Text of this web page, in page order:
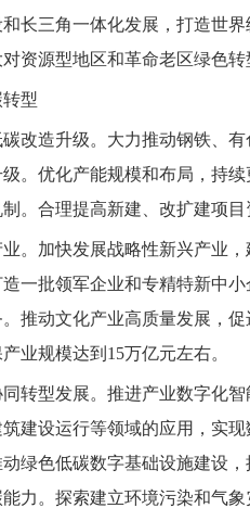
长三角一体化发展，打造世
资源型地区和革命老区绿色
型
碳改造升级。大力推动钢铁、
。优化产能规模和布局，持
。合理提高新建、改扩建项
业。加快发展战略性新兴产业
一批领军企业和专精特新中
推动文化产业高质量发展，
业规模达到15万亿元左右。
同转型发展。推进产业数字化
建设运行等领域的应用，实
绿色低碳数字基础设施建设
力。探索建立环境污染和气